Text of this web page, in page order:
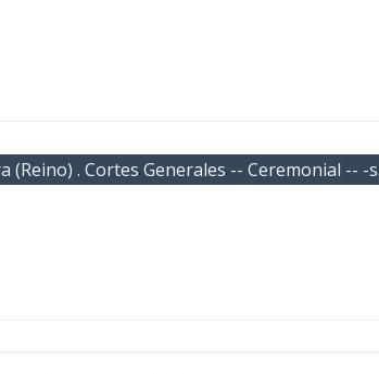
(Reino) . Cortes Generales -- Ceremonial -- -